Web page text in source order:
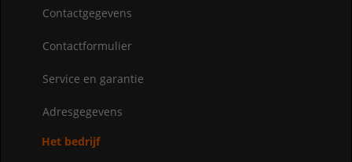
Contactgegevens
Contactformulier
Service en garantie
Adresgegevens
Het bedrijf